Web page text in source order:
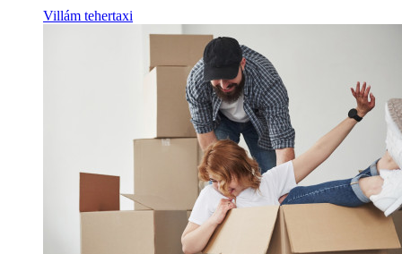
Villám tehertaxi